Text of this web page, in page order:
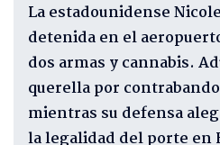
La estadounidense
detenida en el
dos armas y cannabis.
querella por
mientras su defensa
la legalidad del porte en